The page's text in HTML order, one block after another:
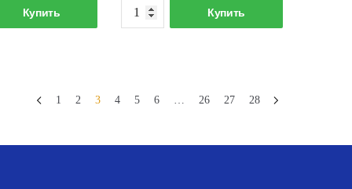
Количество
товара
75х46х20
Купить
Количество
товара
75х46х20
Купить
1 2 3 4 5 6 … 26 27 28